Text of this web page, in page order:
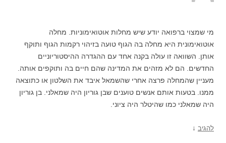
מי שמצוי ברפואה יודע שיש מחלות אוטואימוניות. מחלה
אוטואימונית היא מחלה בה הגוף טועה בזיהוי רקמות הגוף ותוקף
אותן. השוואה זו עולה בקנה אחד עם ההגדרה ההיסטוריוניים
החדשים. הם לא מזהים את המדינה שהם חיים בה ותוקפים אותה.
מעניין שהמחלה פרצה אחרי שהשמאל איבד את השלטון או כתוצאה
ממנו. בטעות אותם אנשים טוענים שבן גוריון היה שמאלני. בן גוריון
היה שמאלני כמו שהיטלר היה ציוני.
להגיב ↓